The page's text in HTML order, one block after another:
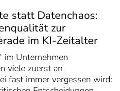
statt Datenchaos:
zur
im KI-Zeitalter
im Unternehmen
viele zuerst an
fast immer vergessen wird: